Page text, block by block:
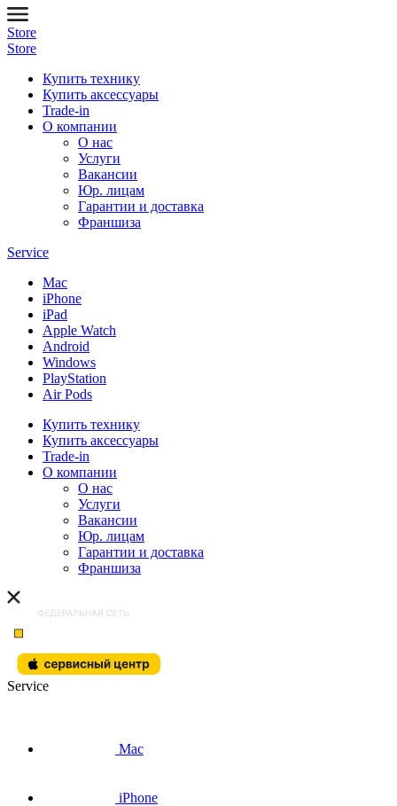
Store
Store
Купить технику
Купить аксессуары
Trade-in
О компании
О нас
Услуги
Вакансии
Юр. лицам
Гарантии и доставка
Франшиза
Service
Mac
iPhone
iPad
Apple Watch
Android
Windows
PlayStation
Air Pods
Купить технику
Купить аксессуары
Trade-in
О компании
О нас
Услуги
Вакансии
Юр. лицам
Гарантии и доставка
Франшиза
Service
Mac
iPhone